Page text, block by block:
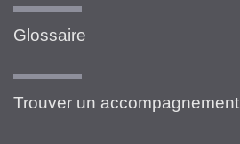
Glossaire
Trouver un accompagnement